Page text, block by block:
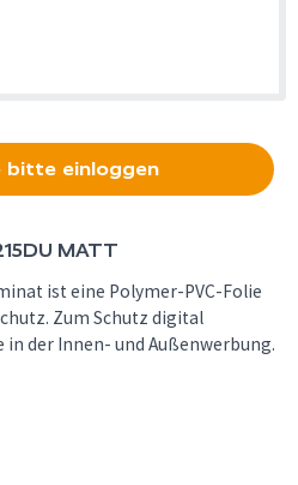
bitte einloggen
MATT
ist eine Polymer-PVC-Folie
Zum Schutz digital
der Innen- und Außenwerbung.